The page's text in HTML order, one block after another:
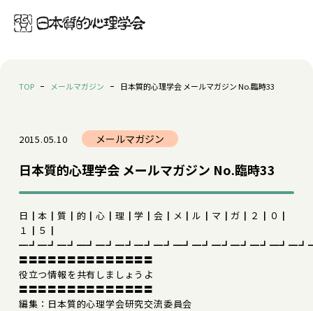
TOP メールマガジン 日本質的心理学会 メールマガジン No.臨時33
2015.05.10 メールマガジン
日本質的心理学会 メールマガジン No.臨時33
日┃本┃質┃的┃心┃理┃学┃会┃メ┃ル┃マ┃ガ┃２┃０┃
１┃５┃
〓〓〓〓〓〓〓〓〓〓〓〓〓〓
役立つ情報を共有しましょうよ
〓〓〓〓〓〓〓〓〓〓〓〓〓〓
編集：日本質的心理学会研究交流委員会